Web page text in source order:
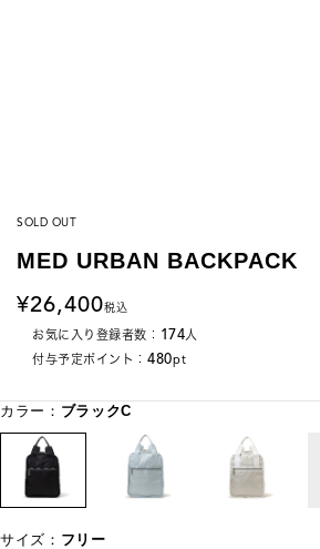
SOLD OUT
MED URBAN BACKPACK
26,400税込
お気に入り登録者数： 174人
付与予定ポイント： 480pt
カラー： ブラックC
サイズ： フリー